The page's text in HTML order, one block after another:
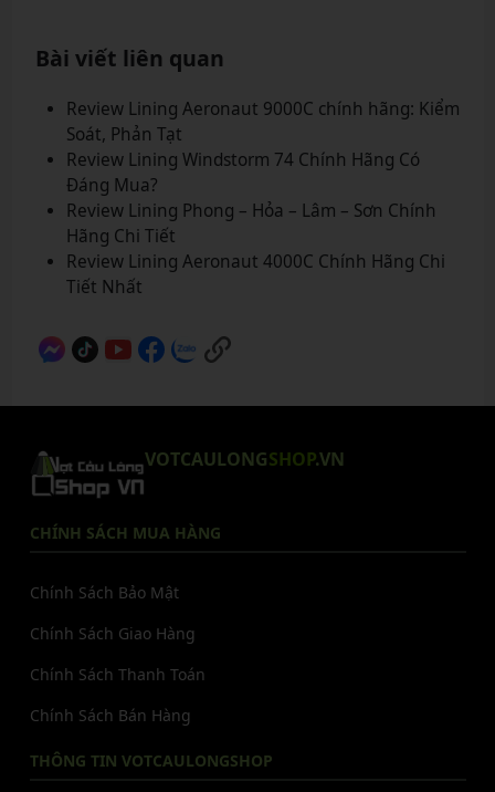
Bài viết liên quan
Review Lining Aeronaut 9000C chính hãng: Kiểm
Soát, Phản Tạt
Review Lining Windstorm 74 Chính Hãng Có
Đáng Mua?
Review Lining Phong – Hỏa – Lâm – Sơn Chính
Hãng Chi Tiết
Review Lining Aeronaut 4000C Chính Hãng Chi
Tiết Nhất
VOTCAULONGSHOP.VN
CHÍNH SÁCH MUA HÀNG
Chính Sách Bảo Mật
Chính Sách Giao Hàng
Chính Sách Thanh Toán
Chính Sách Bán Hàng
THÔNG TIN VOTCAULONGSHOP